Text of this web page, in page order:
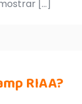
[…]
RIAA?